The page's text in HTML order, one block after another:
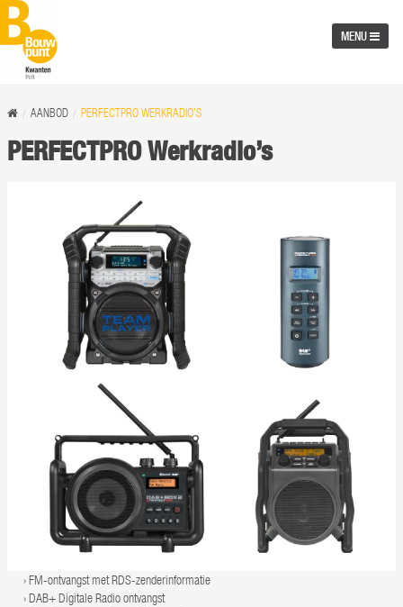
MENU
AANBOD PERFECTPRO WERKRADIO’S
PERFECTPRO Werkradio’s
FM-ontvangst met RDS-zenderinformatie
DAB+ Digitale Radio ontvangst